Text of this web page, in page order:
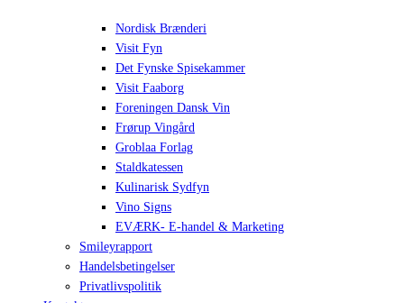
Nordisk Brænderi
Visit Fyn
Det Fynske Spisekammer
Visit Faaborg
Foreningen Dansk Vin
Frørup Vingård
Groblaa Forlag
Staldkatessen
Kulinarisk Sydfyn
Vino Signs
EVÆRK- E-handel & Marketing
Smileyrapport
Handelsbetingelser
Privatlivspolitik